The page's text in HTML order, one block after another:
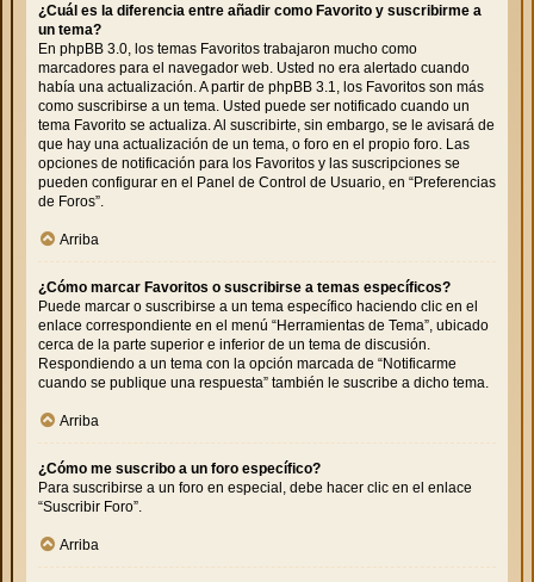
¿Cuál es la diferencia entre añadir como Favorito y suscribirme a
un tema?
En phpBB 3.0, los temas Favoritos trabajaron mucho como
marcadores para el navegador web. Usted no era alertado cuando
había una actualización. A partir de phpBB 3.1, los Favoritos son más
como suscribirse a un tema. Usted puede ser notificado cuando un
tema Favorito se actualiza. Al suscribirte, sin embargo, se le avisará de
que hay una actualización de un tema, o foro en el propio foro. Las
opciones de notificación para los Favoritos y las suscripciones se
pueden configurar en el Panel de Control de Usuario, en “Preferencias
de Foros”.
Arriba
¿Cómo marcar Favoritos o suscribirse a temas específicos?
Puede marcar o suscribirse a un tema específico haciendo clic en el
enlace correspondiente en el menú “Herramientas de Tema”, ubicado
cerca de la parte superior e inferior de un tema de discusión.
Respondiendo a un tema con la opción marcada de “Notificarme
cuando se publique una respuesta” también le suscribe a dicho tema.
Arriba
¿Cómo me suscribo a un foro específico?
Para suscribirse a un foro en especial, debe hacer clic en el enlace
“Suscribir Foro”.
Arriba